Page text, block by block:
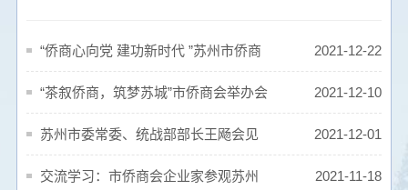
“侨商心向党 建功新时代 ”苏州市侨商
会举行三届六次常务理事会
2021-12-22
“茶叙侨商，筑梦苏城”市侨商会举办会
员茶叙交流会
2021-12-10
苏州市委常委、统战部部长王飏会见
普华永道全球跨境服务中国主管合伙人
2021-12-01
交流学习：市侨商会企业家参观苏州 2021-11-18